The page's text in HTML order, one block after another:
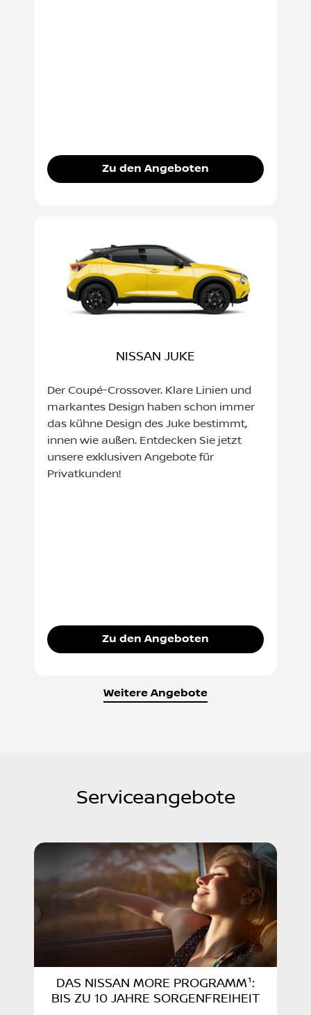
Zu den Angeboten
NISSAN JUKE
Der Coupé-Crossover. Klare Linien und
markantes Design haben schon immer
das kühne Design des Juke bestimmt,
innen wie außen. Entdecken Sie jetzt
unsere exklusiven Angebote für
Privatkunden!
Zu den Angeboten
Weitere Angebote
Serviceangebote
DAS NISSAN MORE PROGRAMM¹:
BIS ZU 10 JAHRE SORGENFREIHEIT